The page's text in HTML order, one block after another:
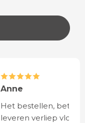
Anne
Het bestellen,
leveren verliep vlot en